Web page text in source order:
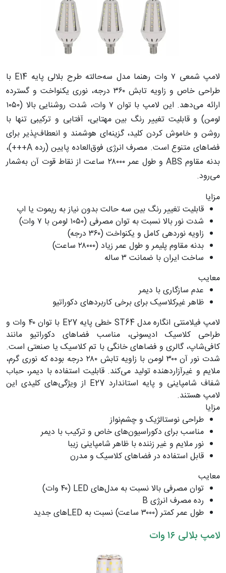
لامپ شمعی ۷ وات رهنما مدل سه‌حالته طرح بلالی پایه E14 با
طراحی خاص و زاویه تابش ۳۶۰ درجه، نوری یکنواخت و گسترده
ارائه می‌دهد. این لامپ با توان ۷ وات، شدت روشنایی بالا (۱۰۵۰
لومن) و قابلیت تغییر رنگ بین مهتابی، آفتابی و ترکیبی تنها با
روشن و خاموش کردن کلید، گزینه‌ای هوشمند و انعطاف‌پذیر برای
فضاهای متنوع است. مصرف انرژی فوق‌العاده پایین (رده A+++)،
بدنه مقاوم ABS و طول عمر ۲۸۰۰۰ ساعت از نقاط قوت آن به‌شمار
می‌رود.
مزایا
قابلیت تغییر رنگ بین سه حالت بدون نیاز به ریموت یا اپ
شدت نور بالا نسبت به توان مصرفی (۱۰۵۰ لومن با ۷ وات)
زاویه نوردهی کامل و یکنواخت (۳۶۰ درجه)
بدنه مقاوم پلیمر و طول عمر زیاد (۲۸۰۰۰ ساعت)
ساخت ایران با ضمانت ۳ ساله
معایب
عدم سازگاری با دیمر
ظاهر غیرکلاسیک برای برخی کاربردهای دکوراتیو
لامپ فیلامنتی انگاره مدل ST64 خطی پایه E27 با توان ۴۰ وات و
طراحی کلاسیک ادیسونی، مناسب فضاهای دکوراتیو مانند
کافی‌شاپ، گالری و فضاهای خانگی با تم کلاسیک یا صنعتی است.
شدت نور آن ۳۰۰ لومن با زاویه تابش ۲۸۰ درجه بوده که نوری گرم،
ملایم و غیرآزاردهنده تولید می‌کند. قابلیت استفاده با دیمر، حباب
شفاف شامپاینی و پایه استاندارد E27 از ویژگی‌های کلیدی این
لامپ هستند.
مزایا
طراحی نوستالژیک و چشم‌نواز
مناسب برای دکوراسیون‌های خاص و ترکیب با دیمر
نور ملایم و غیر زننده با ظاهر شامپاینی زیبا
قابل استفاده در فضاهای کلاسیک و مدرن
معایب
توان مصرفی بالا نسبت به مدل‌های LED (۴۰ وات)
رده مصرف انرژی B
طول عمر کمتر (۳۰۰۰ ساعت) نسبت به LEDهای جدید
لامپ بلالی ۱۶ وات